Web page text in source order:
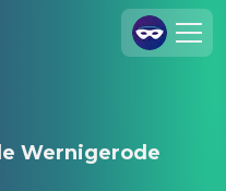
Cineamo for Business
& Tickets
Wernigerode